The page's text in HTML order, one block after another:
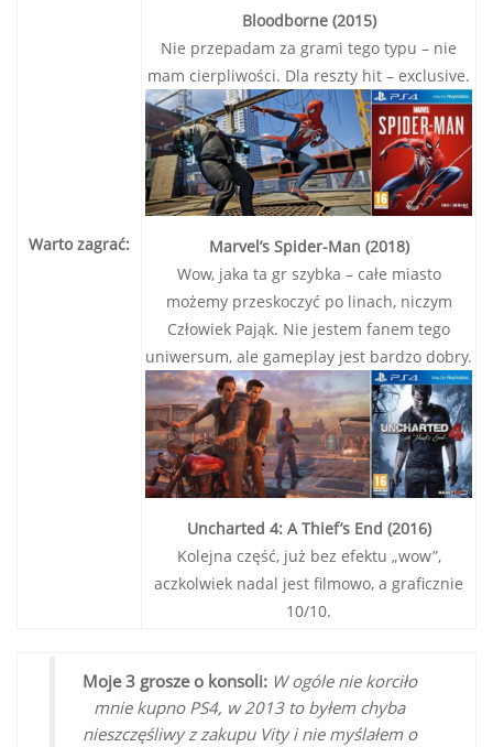
Warto zagrać:
Bloodborne (2015)
Nie przepadam za grami tego typu – nie
mam cierpliwości. Dla reszty hit – exclusive.
Marvel’s Spider-Man (2018)
Wow, jaka ta gr szybka – całe miasto
możemy przeskoczyć po linach, niczym
Człowiek Pająk. Nie jestem fanem tego
uniwersum, ale gameplay jest bardzo dobry.
Uncharted 4: A Thief’s End (2016)
Kolejna część, już bez efektu „wow”,
aczkolwiek nadal jest filmowo, a graficznie
10/10.
Moje 3 grosze o konsoli: W ogóle nie korciło
mnie kupno PS4, w 2013 to byłem chyba
nieszczęśliwy z zakupu Vity i nie myślałem o